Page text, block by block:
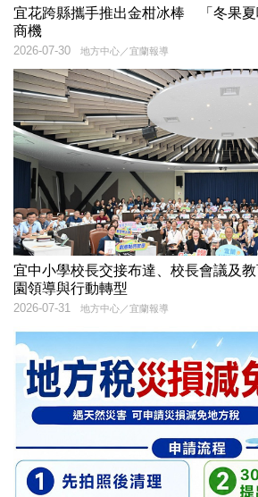
宜花跨縣攜手推出金柑冰棒 「冬果夏
商機
地方中心／宜蘭報導
2026-07-30
宜中小學校長交接布達、校長會議及
園領導與行動轉型
地方中心／宜蘭報導
2026-07-31